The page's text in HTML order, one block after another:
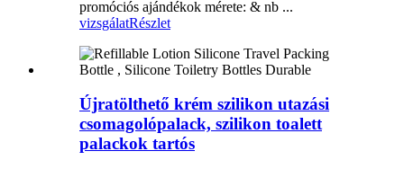
promóciós ajándékok mérete: & nb ...
vizsgálatRészlet
Újratölthető krém szilikon utazási
csomagolópalack, szilikon toalett
palackok tartós